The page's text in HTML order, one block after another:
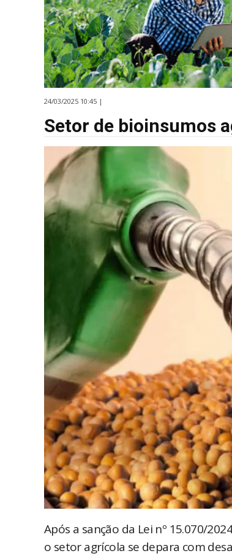
24/03/2025 10:45 |
Setor de bioinsumos
Após a sanção da Lei nº 15.070/
o setor agrícola se depara com